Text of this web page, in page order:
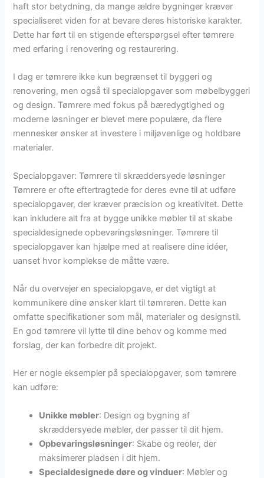
haft stor betydning, da mange ældre bygninger kræver
specialiseret viden for at bevare deres historiske karakter.
Dette har ført til en stigende efterspørgsel efter tømrere
med erfaring i renovering og restaurering.
I dag er tømrere ikke kun begrænset til byggeri og
renovering, men også til specialopgaver som møbelbyggeri
og design. Tømrere med fokus på bæredygtighed og
moderne løsninger er blevet mere populære, da flere
mennesker ønsker at investere i miljøvenlige og holdbare
materialer.
Specialopgaver: Tømrere til skræddersyede løsninger
Tømrere er ofte eftertragtede for deres evne til at udføre
specialopgaver, der kræver præcision og kreativitet. Dette
kan inkludere alt fra at bygge unikke møbler til at skabe
specialdesignede opbevaringsløsninger. Tømrere til
specialopgaver kan hjælpe med at realisere dine idéer,
uanset hvor komplekse de måtte være.
Når du overvejer en specialopgave, er det vigtigt at
kommunikere dine ønsker klart til tømreren. Dette kan
omfatte specifikationer som mål, materialer og designstil.
En god tømrere vil lytte til dine behov og komme med
forslag, der kan forbedre dit projekt.
Her er nogle eksempler på specialopgaver, som tømrere
kan udføre:
Unikke møbler: Design og bygning af
skræddersyede møbler, der passer til dit hjem.
Opbevaringsløsninger: Skabe og reoler, der
maksimerer pladsen i dit hjem.
Specialdesignede døre og vinduer: Møbler og